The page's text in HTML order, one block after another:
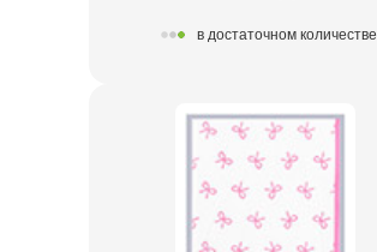
в достаточном количестве